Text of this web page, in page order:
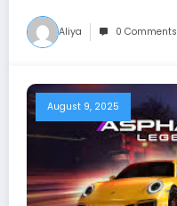
Aliya 0 Comments
August 9, 2025